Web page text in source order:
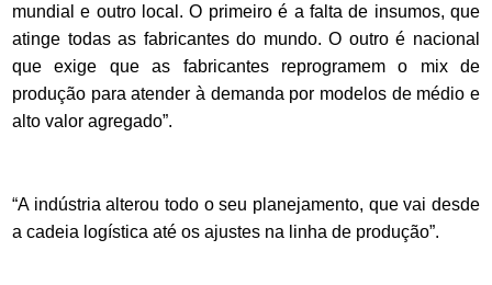
mundial e outro local. O primeiro é a falta de insumos, que
atinge todas as fabricantes do mundo. O outro é nacional
que exige que as fabricantes reprogramem o mix de
produção para atender à demanda por modelos de médio e
alto valor agregado”.
“A indústria alterou todo o seu planejamento, que vai desde
a cadeia logística até os ajustes na linha de produção”.